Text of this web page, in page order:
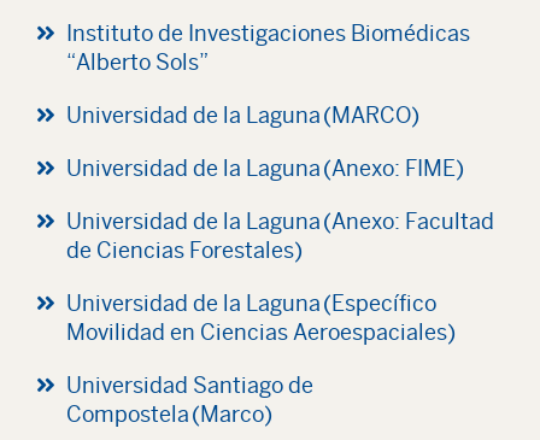
Instituto de Investigaciones Biomédicas
“Alberto Sols”
Universidad de la Laguna (MARCO)
Universidad de la Laguna (Anexo: FIME)
Universidad de la Laguna (Anexo: Facultad
de Ciencias Forestales)
Universidad de la Laguna (Específico
Movilidad en Ciencias Aeroespaciales)
Universidad Santiago de
Compostela (Marco)